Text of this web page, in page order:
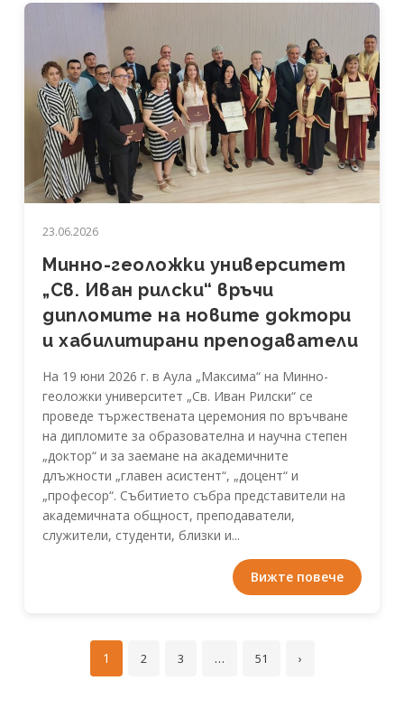
23.06.2026
Минно-геоложки университет
„Св. Иван рилски“ връчи
дипломите на новите доктори
и хабилитирани преподаватели
На 19 юни 2026 г. в Аула „Максима“ на Минно-
геоложки университет „Св. Иван Рилски“ се
проведе тържествената церемония по връчване
на дипломите за образователна и научна степен
„доктор“ и за заемане на академичните
длъжности „главен асистент“, „доцент“ и
„професор“. Събитието събра представители на
академичната общност, преподаватели,
служители, студенти, близки и...
Вижте повече
1 2 3 … 51 ›